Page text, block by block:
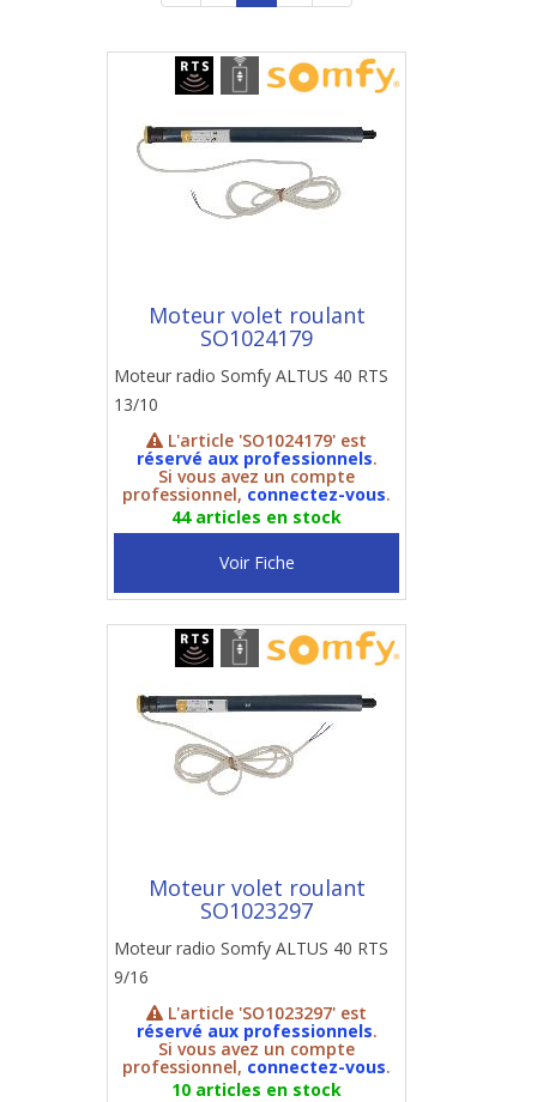
Moteur volet roulant
SO1024179
Moteur radio Somfy ALTUS 40 RTS
13/10
L'article 'SO1024179' est
réservé aux professionnels.
Si vous avez un compte
professionnel, connectez-vous.
44 articles en stock
Voir Fiche
Moteur volet roulant
SO1023297
Moteur radio Somfy ALTUS 40 RTS
9/16
L'article 'SO1023297' est
réservé aux professionnels.
Si vous avez un compte
professionnel, connectez-vous.
10 articles en stock